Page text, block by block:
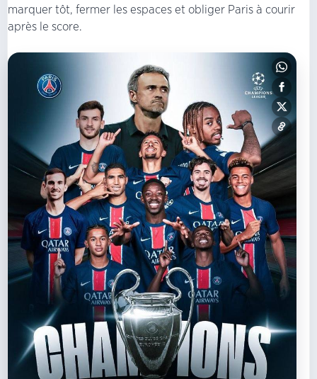
marquer tôt, fermer les espaces et obliger Paris à courir
après le score.